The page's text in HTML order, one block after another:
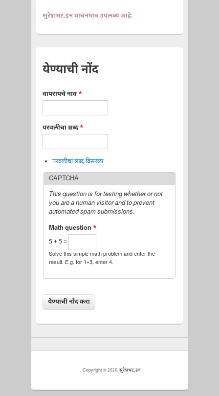
सुरेशभट.इन वाचनमात्र उपलब्ध आहे.
येण्याची नोंद
वापरायचे नाव *
परवलीचा शब्द*
परवलीचा शब्द विसरला
CAPTCHA
This question is for testing whether or not
you are a human visitor and to prevent
automated spam submissions.
Math question *
5 + 5 =
Solve this simple math problem and enter the
result. E.g. for 1+3, enter 4.
Copyright © 2026,सुरेशभट.इन